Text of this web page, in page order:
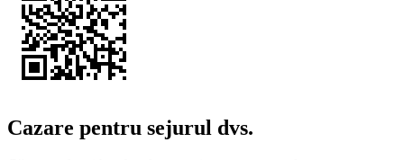
Cazare pentru sejurul dvs.